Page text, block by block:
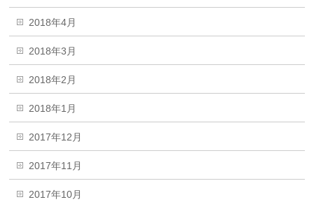
2018年4月
2018年3月
2018年2月
2018年1月
2017年12月
2017年11月
2017年10月